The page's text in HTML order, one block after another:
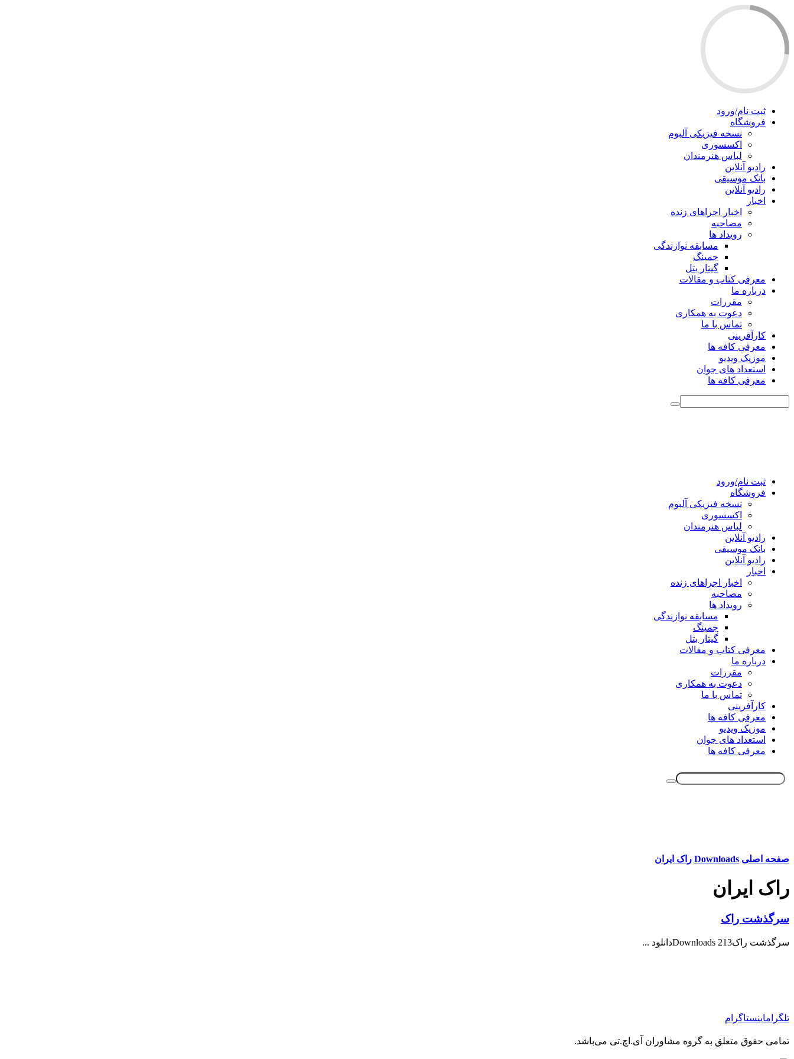
ثبت نام/ورود
فروشگاه
نسخه فیزیکی آلبوم
اکسسوری
لباس هنرمندان
رادیو آنلاین
بانک موسیقی
رادیو آنلاین
اخبار
اخبار اجراهای زنده
مصاحبه
رویداد ها
مسابقه نوازندگی
جمینگ
گیتار بتل
معرفی کتاب و مقالات
درباره ما
مقررات
دعوت به همکاری
تماس با ما
کارآفرینی
معرفی کافه ها
موزیک ویدیو
استعداد های جوان
معرفی کافه ها
ثبت نام/ورود
فروشگاه
نسخه فیزیکی آلبوم
اکسسوری
لباس هنرمندان
رادیو آنلاین
بانک موسیقی
رادیو آنلاین
اخبار
اخبار اجراهای زنده
مصاحبه
رویداد ها
مسابقه نوازندگی
جمینگ
گیتار بتل
معرفی کتاب و مقالات
درباره ما
مقررات
دعوت به همکاری
تماس با ما
کارآفرینی
معرفی کافه ها
موزیک ویدیو
استعداد های جوان
معرفی کافه ها
صفحه اصلی Downloads راک ایران
راک ایران
سرگذشت راک
سرگذشت راک213 Downloadsدانلود ...
تلگراماینستاگرام
تمامی حقوق متعلق به گروه مشاوران آی.اچ.تی می‌باشد.